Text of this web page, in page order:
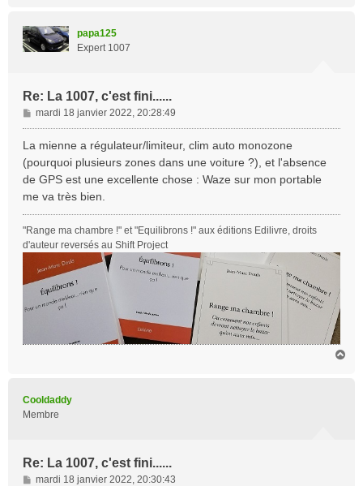
papa125
Expert 1007
Re: La 1007, c'est fini......
M
e
s
g
e
mardi 18 janvier 2022, 20:28:49
La mienne a régulateur/limiteur, clim auto monozone
(pourquoi plusieurs zones dans une voiture ?), et l'absence
de GPS est une excellente chose : Waze sur mon portable
me va très bien.
"Range ma chambre !" et "Equilibrons !" aux éditions Edilivre, droits
d'auteur reversés au Shift Project
Cooldaddy
Membre
Re: La 1007, c'est fini......
M
mardi 18 janvier 2022, 20:30:43